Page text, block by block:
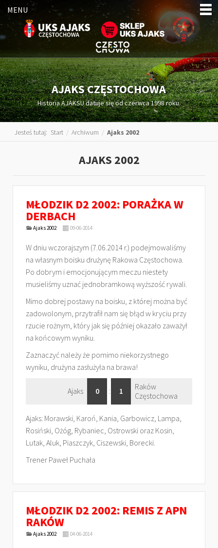
MENU
AJAKS CZĘSTOCHOWA
Historia AJAKSU datuje się od czerwca 1998 roku.
Jesteś tutaj: Start / Archiwum / Ajaks 2002
AJAKS 2002
MŁODZIK D2 2002: PORAŻKA W
DERBACH
Ajaks 2002 09-06-2014
W dniu wczorajszym (7.06.2014 r.) podejmowaliśmy
na własnym boisku drużynę Rakowa Częstochowa.
Po dobrym i emocjonującym meczu niestety
musieliśmy uznać jednobramkową wyższość rywali.
Mimo dobrej postawy na boisku, z której można być
zadowolonym, przytrafił nam się błąd w kryciu przy
rzucie rożnym, który jak się później okazało zaważył
na końcowym wyniku.
Zaznaczyć należy że pomimo niekorzystnego
wyniku, drużyna zasłużyła na brawa!
Ajaks 0 : 1
Raków
Częstochowa
Ajaks: Morawski, Karoń, Kania, Garbowicz, Lampa,
Rosiński, Ożóg, Rybaniec, Ostrowski oraz Kosin,
Lutak, Aluk, Piaszczyk, Ciszewski, Borecki.
Trener Paweł Puchała
MŁODZIK D2 2002: REMIS Z APN
RAKÓW
Ajaks 2002 04-06-2014